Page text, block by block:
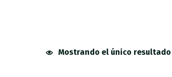
Mostrando el único resultado